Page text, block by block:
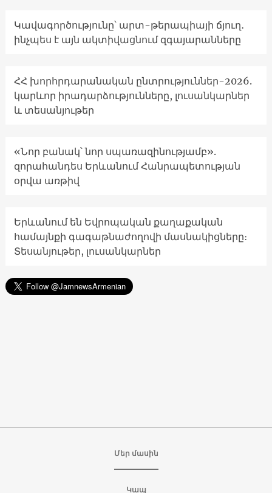
Կավագործությունը՝ արտ-թերապիայի ճյուղ․
ինչպես է այն ակտիվացնում զգայարանները
ՀՀ խորհրդարանական ընտրություններ-2026.
կարևոր իրադարձությունները, լուսանկարներ
և տեսանյութեր
«Նոր բանակ՝ նոր սպառազինությամբ».
զորահանդես Երևանում Հանրապետության
օրվա առթիվ
Երևանում են Եվրոպական քաղաքական
համայնքի գագաթնաժողովի մասնակիցները։
Տեսանյութեր, լուսանկարներ
Մեր մասին
Կապ